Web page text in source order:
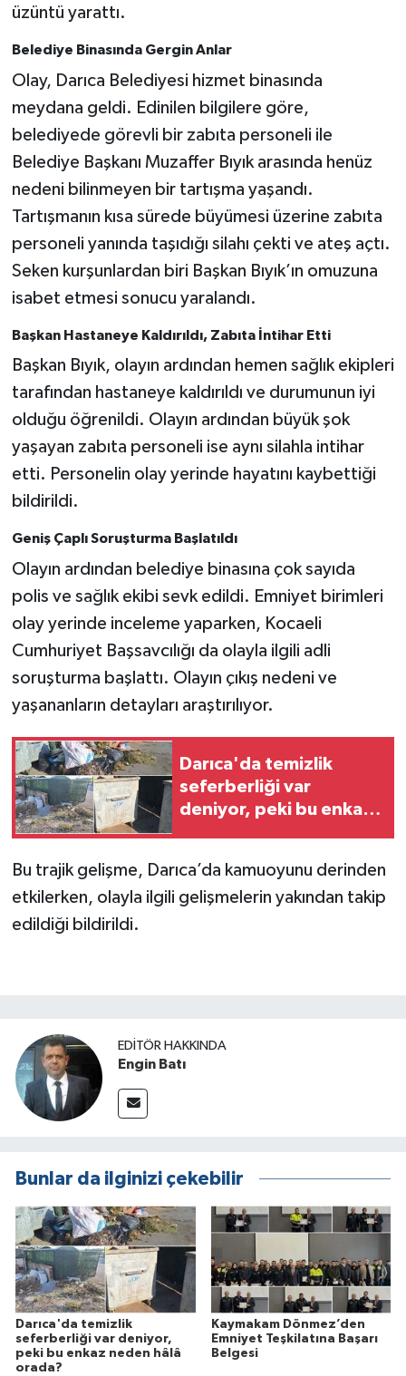
üzüntü yarattı.
Belediye Binasında Gergin Anlar
Olay, Darıca Belediyesi hizmet binasında
meydana geldi. Edinilen bilgilere göre,
belediyede görevli bir zabıta personeli ile
Belediye Başkanı Muzaffer Bıyık arasında henüz
nedeni bilinmeyen bir tartışma yaşandı.
Tartışmanın kısa sürede büyümesi üzerine zabıta
personeli yanında taşıdığı silahı çekti ve ateş açtı.
Seken kurşunlardan biri Başkan Bıyık’ın omuzuna
isabet etmesi sonucu yaralandı.
Başkan Hastaneye Kaldırıldı, Zabıta İntihar Etti
Başkan Bıyık, olayın ardından hemen sağlık ekipleri
tarafından hastaneye kaldırıldı ve durumunun iyi
olduğu öğrenildi. Olayın ardından büyük şok
yaşayan zabıta personeli ise aynı silahla intihar
etti. Personelin olay yerinde hayatını kaybettiği
bildirildi.
Geniş Çaplı Soruşturma Başlatıldı
Olayın ardından belediye binasına çok sayıda
polis ve sağlık ekibi sevk edildi. Emniyet birimleri
olay yerinde inceleme yaparken, Kocaeli
Cumhuriyet Başsavcılığı da olayla ilgili adli
soruşturma başlattı. Olayın çıkış nedeni ve
yaşananların detayları araştırılıyor.
Darıca'da temizlik
seferberliği var
deniyor, peki bu enkaz
Bu trajik gelişme, Darıca’da kamuoyunu derinden
etkilerken, olayla ilgili gelişmelerin yakından takip
edildiği bildirildi.
EDITÖR HAKKINDA
Engin Batı
Bunlar da ilginizi çekebilir
Darıca'da temizlik
seferberliği var deniyor,
peki bu enkaz neden hâlâ
orada?
Kaymakam Dönmez’den
Emniyet Teşkilatına Başarı
Belgesi